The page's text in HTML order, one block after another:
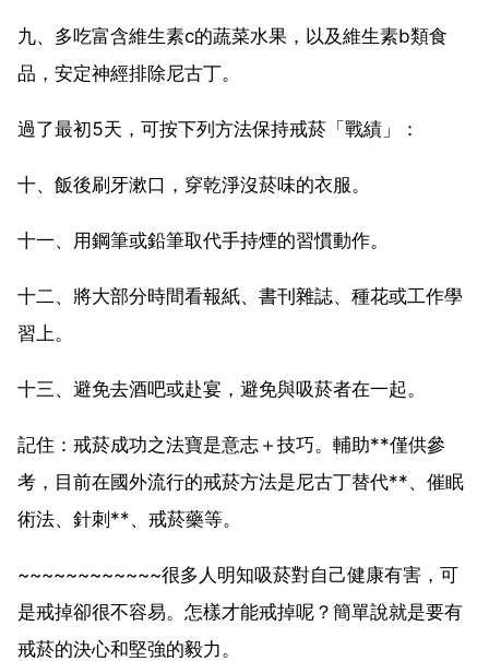
九、多吃富含維生素c的蔬菜水果，以及維生素b類食
品，安定神經排除尼古丁。
過了最初5天，可按下列方法保持戒菸「戰績」：
十、飯後刷牙漱口，穿乾淨沒菸味的衣服。
十一、用鋼筆或鉛筆取代手持煙的習慣動作。
十二、將大部分時間看報紙、書刊雜誌、種花或工作學
習上。
十三、避免去酒吧或赴宴，避免與吸菸者在一起。
記住：戒菸成功之法寶是意志＋技巧。輔助**僅供參
考，目前在國外流行的戒菸方法是尼古丁替代**、催眠
術法、針刺**、戒菸藥等。
~~~~~~~~~~~~很多人明知吸菸對自己健康有害，可
是戒掉卻很不容易。怎樣才能戒掉呢？簡單說就是要有
戒菸的決心和堅強的毅力。